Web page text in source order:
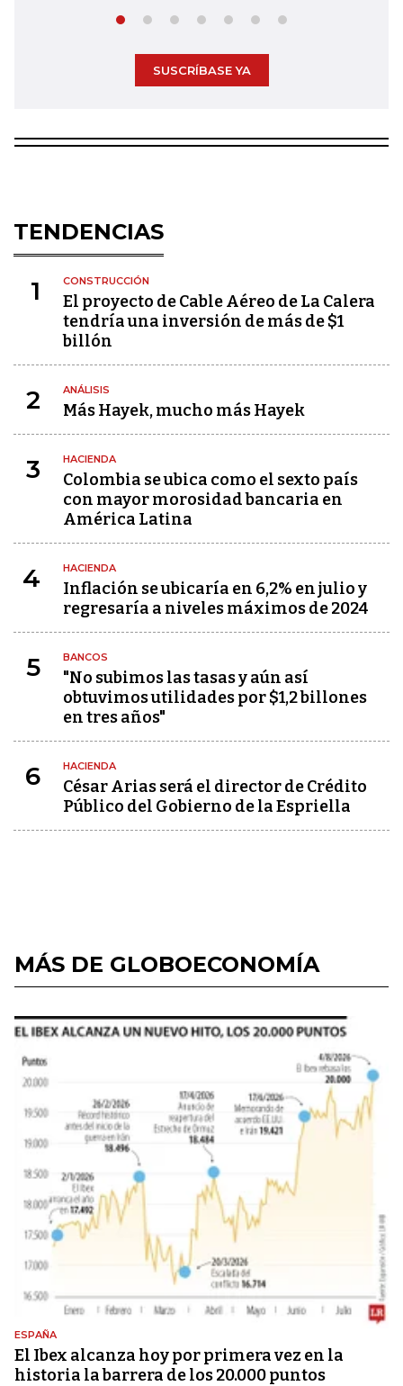
SUSCRÍBASE YA
TENDENCIAS
1 CONSTRUCCIÓN
El proyecto de Cable Aéreo de La Calera
tendría una inversión de más de $1
billón
2 ANÁLISIS
Más Hayek, mucho más Hayek
3 HACIENDA
Colombia se ubica como el sexto país
con mayor morosidad bancaria en
América Latina
4 HACIENDA
Inflación se ubicaría en 6,2% en julio y
regresaría a niveles máximos de 2024
5 BANCOS
"No subimos las tasas y aún así
obtuvimos utilidades por $1,2 billones
en tres años"
6 HACIENDA
César Arias será el director de Crédito
Público del Gobierno de la Espriella
MÁS DE GLOBOECONOMÍA
ESPAÑA
El Ibex alcanza hoy por primera vez en la
historia la barrera de los 20.000 puntos